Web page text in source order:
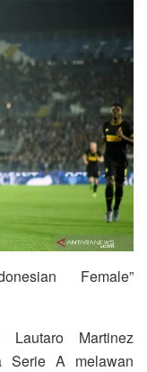
Female”
Martinez
Serie A melawan